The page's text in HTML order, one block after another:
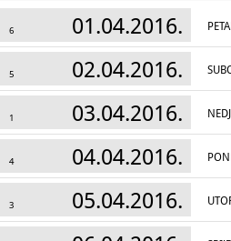
6 01.04.2016.
5 02.04.2016.
1 03.04.2016.
4 04.04.2016.
3 05.04.2016.